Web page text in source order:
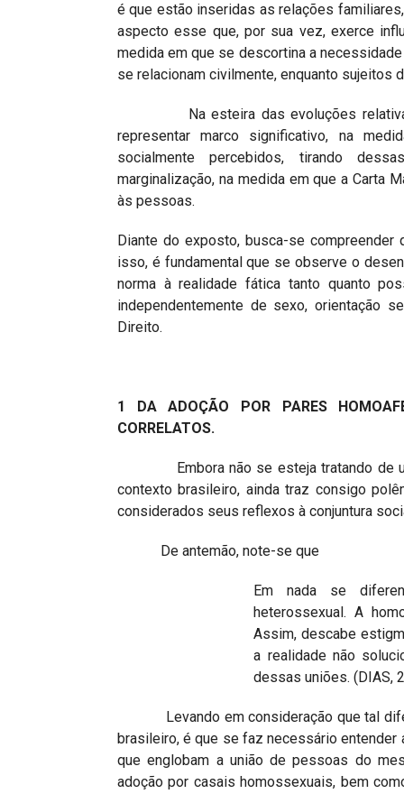
é que estão inseridas as relações
aspecto esse que, por sua vez, exerce
medida em que se descortina a
se relacionam civilmente, enquanto sujeitos
Na esteira das evoluções relativas
representar marco significativo, na
socialmente percebidos, tirando
marginalização, na medida em que a Carta
às pessoas.
Diante do exposto, busca-se
isso, é fundamental que se observe o
norma à realidade fática tanto quanto
independentemente de sexo, orientação
Direito.
1 DA ADOÇÃO POR PARES
CORRELATOS.
Embora não se esteja tratando de
contexto brasileiro, ainda traz consigo
considerados seus reflexos à conjuntura
De antemão, note-se que
Em nada se
heterossexual. A
Assim, descabe
a realidade não
dessas uniões. (DIAS,
Levando em consideração que tal
brasileiro, é que se faz necessário
que englobam a união de pessoas do
adoção por casais homossexuais, bem